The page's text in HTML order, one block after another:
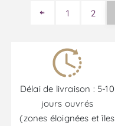
1 2
Délai de livraison : 5-10
jours ouvrés
(zones éloignées et îles